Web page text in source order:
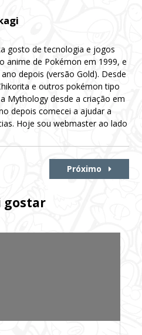
gosto de tecnologia e jogos
anime de Pokémon em 1999, e
depois (versão Gold). Desde
e outros pokémon tipo
Mythology desde a criação em
depois comecei a ajudar a
Hoje sou webmaster ao lado
Próximo
gostar